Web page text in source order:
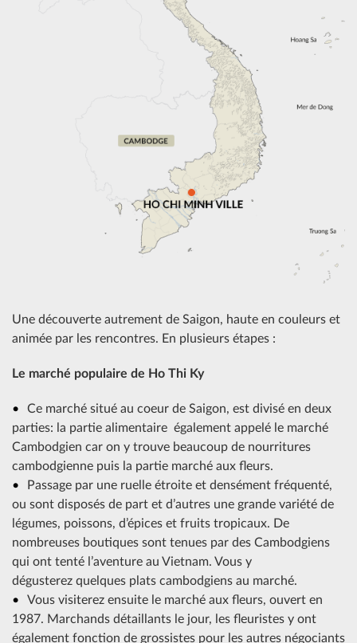
Une découverte autrement de Saigon, haute en couleurs et
animée par les rencontres. En plusieurs étapes :
Le marché populaire de Ho Thi Ky
Ce marché situé au coeur de Saigon, est divisé en deux
parties: la partie alimentaire également appelé le marché
Cambodgien car on y trouve beaucoup de nourritures
cambodgienne puis la partie marché aux fleurs.
Passage par une ruelle étroite et densément fréquenté,
ou sont disposés de part et d’autres une grande variété de
légumes, poissons, d’épices et fruits tropicaux. De
nombreuses boutiques sont tenues par des Cambodgiens
qui ont tenté l’aventure au Vietnam. Vous y
dégusterez quelques plats cambodgiens au marché.
Vous visiterez ensuite le marché aux fleurs, ouvert en
1987. Marchands détaillants le jour, les fleuristes y ont
également fonction de grossistes pour les autres négociants